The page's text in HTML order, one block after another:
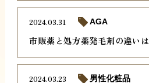
市販薬と処方薬発毛剤の違いは
2024.03.31 AGA
2024.03.23 男性化粧品